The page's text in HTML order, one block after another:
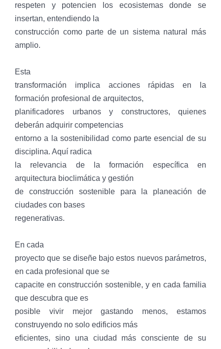
respeten y potencien los ecosistemas donde se
insertan, entendiendo la
construcción como parte de un sistema natural más
amplio.
Esta
transformación implica acciones rápidas en la
formación profesional de arquitectos,
planificadores urbanos y constructores, quienes
deberán adquirir competencias
entorno a la sostenibilidad como parte esencial de su
disciplina. Aquí radica
la relevancia de la formación específica en
arquitectura bioclimática y gestión
de construcción sostenible para la planeación de
ciudades con bases
regenerativas.
En cada
proyecto que se diseñe bajo estos nuevos parámetros,
en cada profesional que se
capacite en construcción sostenible, y en cada familia
que descubra que es
posible vivir mejor gastando menos, estamos
construyendo no solo edificios más
eficientes, sino una ciudad más consciente de su